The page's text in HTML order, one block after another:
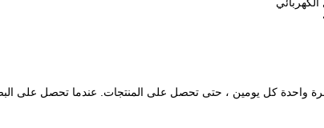
مرة واحدة كل يومين ، حتى تحصل على المنتجات. عندما تحصل على